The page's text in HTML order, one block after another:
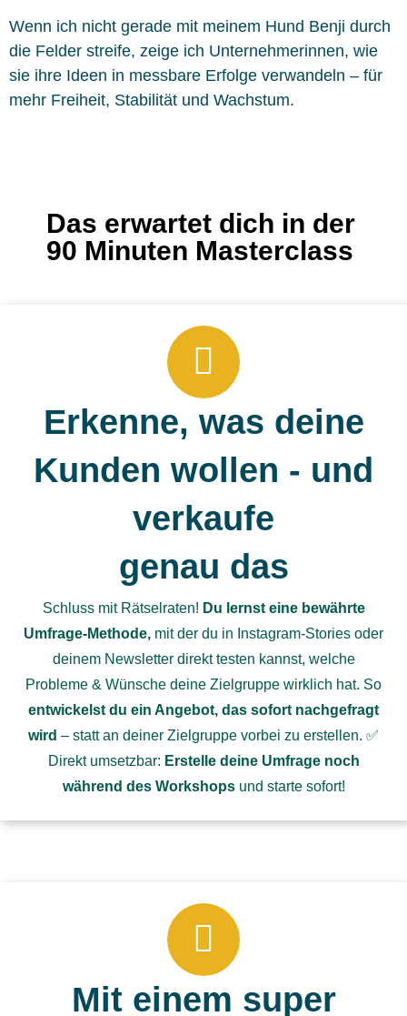
Wenn ich nicht gerade mit meinem Hund Benji durch
die Felder streife, zeige ich Unternehmerinnen, wie
sie ihre Ideen in messbare Erfolge verwandeln – für
mehr Freiheit, Stabilität und Wachstum.
Das erwartet dich in der
90 Minuten Masterclass
Erkenne, was deine
Kunden wollen - und
verkaufe
genau das
Schluss mit Rätselraten! Du lernst eine bewährte
Umfrage-Methode, mit der du in Instagram-Stories oder
deinem Newsletter direkt testen kannst, welche
Probleme & Wünsche deine Zielgruppe wirklich hat. So
entwickelst du ein Angebot, das sofort nachgefragt
wird – statt an deiner Zielgruppe vorbei zu erstellen. ✅
Direkt umsetzbar: Erstelle deine Umfrage noch
während des Workshops und starte sofort!
Mit einem super